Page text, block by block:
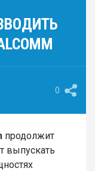
0
продолжит
выпускать